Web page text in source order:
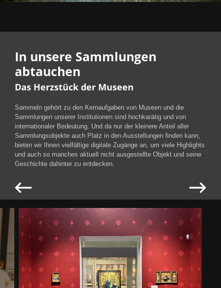
In unsere Sammlungen
abtauchen
Das Herzstück der Museen
Sammeln gehört zu den Kernaufgaben von Museen und die
Sammlungen unserer Institutionen sind hochkarätig und von
internationaler Bedeutung. Und da nur der kleinere Anteil aller
Sammlungsobjekte auch Platz in den Ausstellungen finden kann,
bieten wir Ihnen vielfältige digitale Zugänge an, um viele Highlights
und auch so manches aktuell nicht ausgestellte Objekt und seine
Geschichte dahinter zu entdecken.